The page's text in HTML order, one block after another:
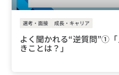
選考・面接 成長・キャリア
よく聞かれる“逆質問”①
きことは？」